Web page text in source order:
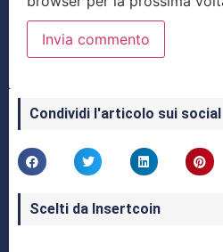
Condividi l'articolo sui social
Scelti da Insertcoin